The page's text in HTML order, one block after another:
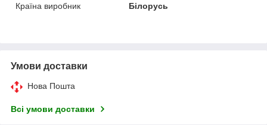
Країна виробник
Білорусь
Умови доставки
Нова Пошта
Всі умови доставки